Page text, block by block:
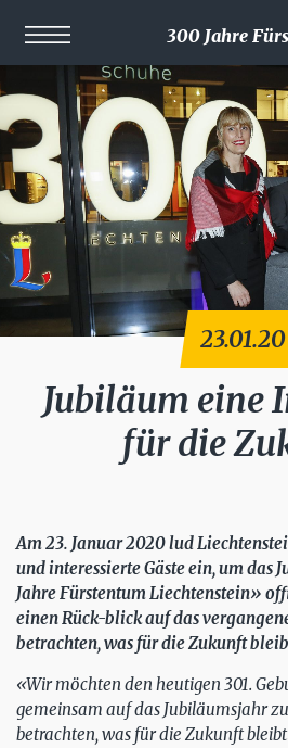
300 Jahre
23.01.20
Jubiläum eine
für die
Am 23. Januar 2020 lud
und interessierte Gäste ein, um das
Jahre Fürstentum Liechtenstein»
einen Rück-blick auf das
betrachten, was für die Zukunft
«Wir möchten den heutigen 301.
gemeinsam auf das Jubiläumsjahr
betrachten, was für die Zukunft